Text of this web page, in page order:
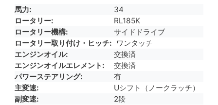
馬力
34
ロータリー
RL185K
ロータリー機構
サイドドライブ
ロータリー取り付け・ヒッチ
ワンタッチ
エンジンオイル
交換済
エンジンオイルエレメント
交換済
パワーステアリング
有
主変速
Uシフト（ノークラッチ）
副変速
2段